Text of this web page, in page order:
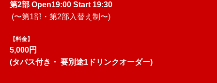
第2部 Open19:00 Start 19:30
(〜第1部・第2部入替え制〜)
【料金】
5,000円
(タパス付き・ 要別途1ドリンクオーダー)